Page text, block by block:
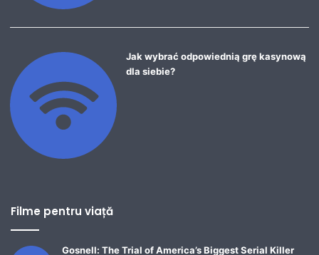
Jak wybrać odpowiednią grę kasynową
dla siebie?
Filme pentru viață
Gosnell: The Trial of America’s Biggest Serial Killer